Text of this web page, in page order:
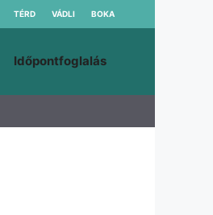
TÉRD VÁDLI BOKA
Időpontfoglalás